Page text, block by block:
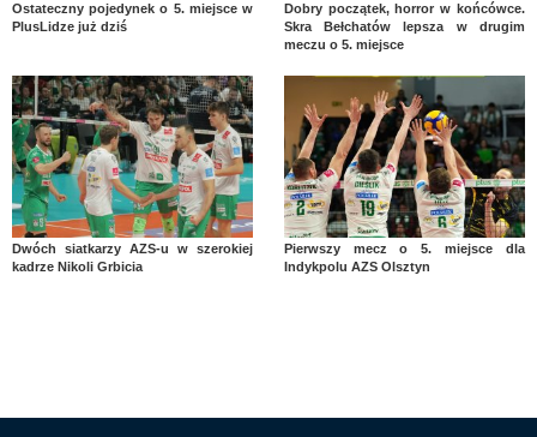
Ostateczny pojedynek o 5. miejsce w
PlusLidze już dziś
Dobry początek, horror w końcówce.
Skra Bełchatów lepsza w drugim
meczu o 5. miejsce
Dwóch siatkarzy AZS-u w szerokiej
kadrze Nikoli Grbicia
Pierwszy mecz o 5. miejsce dla
Indykpolu AZS Olsztyn